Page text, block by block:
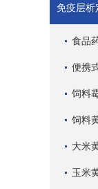
免疫层析
食品
便携
饲料
饲料
大米
玉米